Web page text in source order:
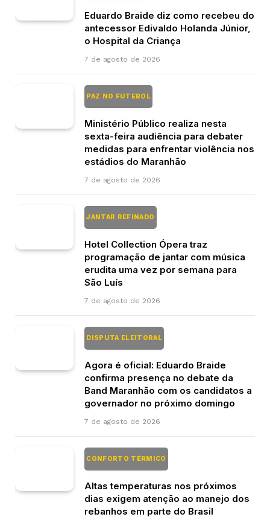
Eduardo Braide diz como recebeu do
antecessor Edivaldo Holanda Júnior,
o Hospital da Criança
7 de agosto de 2026
PAZ NO FUTEBOL
Ministério Público realiza nesta
sexta-feira audiência para debater
medidas para enfrentar violência nos
estádios do Maranhão
7 de agosto de 2026
JANTAR REFINADO
Hotel Collection Ópera traz
programação de jantar com música
erudita uma vez por semana para
São Luís
7 de agosto de 2026
DISPUTA ELEITORAL
Agora é oficial: Eduardo Braide
confirma presença no debate da
Band Maranhão com os candidatos a
governador no próximo domingo
7 de agosto de 2026
CONFORTO TÉRMICO
Altas temperaturas nos próximos
dias exigem atenção ao manejo dos
rebanhos em parte do Brasil